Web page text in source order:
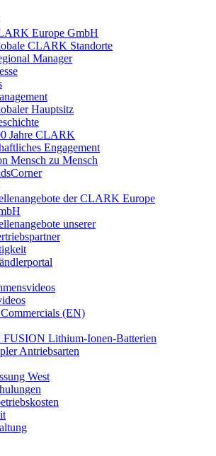
Europe GmbH
CLARK Standorte
Manager
Hauptsitz
Jahre CLARK
Engagement
Mensch zu Mensch
der CLARK Europe
unserer
Commercials (EN)
Lithium-Ionen-Batterien
Antriebsarten
West